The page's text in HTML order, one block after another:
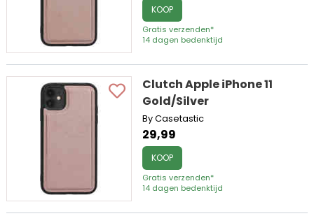
KOOP
Gratis verzenden*
14 dagen bedenktijd
Clutch Apple iPhone 11
Gold/Silver
By Casetastic
29,99
KOOP
Gratis verzenden*
14 dagen bedenktijd